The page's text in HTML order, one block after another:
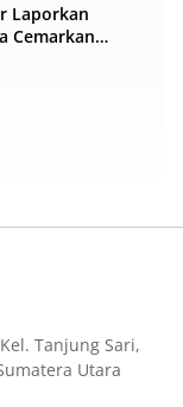
Laporkan
Cemarkan
Tanjung Sari,
Utara